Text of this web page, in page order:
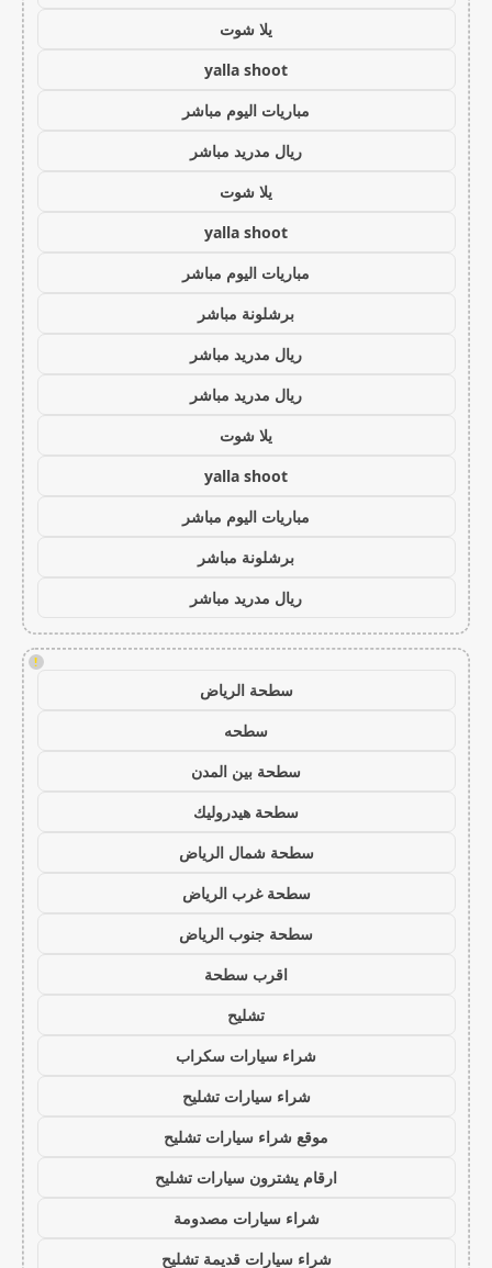
يلا شوت
yalla shoot
مباريات اليوم مباشر
ريال مدريد مباشر
يلا شوت
yalla shoot
مباريات اليوم مباشر
برشلونة مباشر
ريال مدريد مباشر
ريال مدريد مباشر
يلا شوت
yalla shoot
مباريات اليوم مباشر
برشلونة مباشر
ريال مدريد مباشر
!
سطحة الرياض
سطحه
سطحة بين المدن
سطحة هيدروليك
سطحة شمال الرياض
سطحة غرب الرياض
سطحة جنوب الرياض
اقرب سطحة
تشليح
شراء سيارات سكراب
شراء سيارات تشليح
موقع شراء سيارات تشليح
ارقام يشترون سيارات تشليح
شراء سيارات مصدومة
شراء سيارات قديمة تشليح